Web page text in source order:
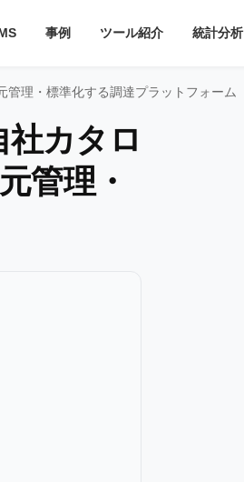
事例 ツール紹介 統計分析
理・標準化する調達プラットフォーム
カタロ
管理・